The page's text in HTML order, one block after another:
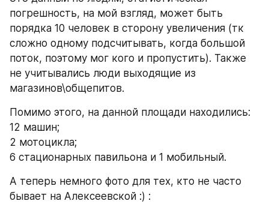
погрешность, на мой взгляд, может быть
порядка 10 человек в сторону увеличения (тк
сложно одному подсчитывать, когда большой
поток, поэтому мог кого и пропустить). Также
не учитывались люди выходящие из
магазинов\общепитов.
Помимо этого, на данной площади находились:
12 машин;
2 мотоцикла;
6 стационарных павильона и 1 мобильный.
А теперь немного фото для тех, кто не часто
бывает на Алексеевской :) :